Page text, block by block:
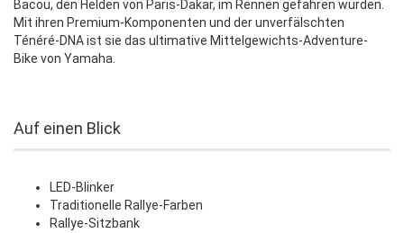
Bacou, den Helden von Paris-Dakar, im Rennen gefahren wurden.
Mit ihren Premium-Komponenten und der unverfälschten
Ténéré-DNA ist sie das ultimative Mittelgewichts-Adventure-
Bike von Yamaha.
Auf einen Blick
LED-Blinker
Traditionelle Rallye-Farben
Rallye-Sitzbank